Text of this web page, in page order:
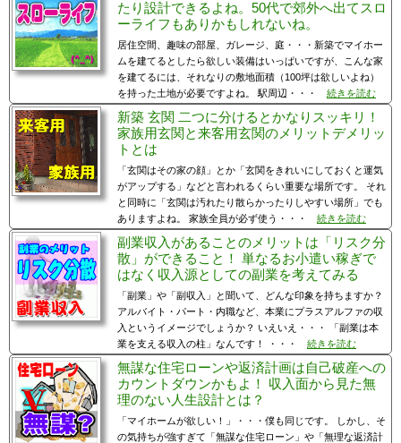
たり設計できるよね。50代で郊外へ出てスロ
ーライフもありかもしれないね。
居住空間、趣味の部屋、ガレージ、庭・・・新築でマイホー
ムを建てるとしたら欲しい装備はいっぱいですが、こんな家
を建てるには、それなりの敷地面積（100坪は欲しいよね）
を持った土地が必要ですよね。 駅周辺・・・ 続きを読む
新築 玄関 二つに分けるとかなりスッキリ！
家族用玄関と来客用玄関のメリットデメリッ
トとは
「玄関はその家の顔」とか「玄関をきれいにしておくと運気
がアップする」などと言われるくらい重要な場所です。 それ
と同時に「玄関は汚れたり散らかったりしやすい場所」でも
ありますよね。 家族全員が必ず使う・・・ 続きを読む
副業収入があることのメリットは「リスク分
散」ができること！ 単なるお小遣い稼ぎで
はなく収入源としての副業を考えてみる
「副業」や「副収入」と聞いて、どんな印象を持ちますか？
アルバイト・パート・内職など、本業にプラスアルファの収
入というイメージでしょうか？ いえいえ・・・ 「副業は本
業を支える収入の柱」なんです！ ・・・ 続きを読む
無謀な住宅ローンや返済計画は自己破産への
カウントダウンかもよ！ 収入面から見た無
理のない人生設計とは？
「マイホームが欲しい！」・・・僕も同じです。 しかし、そ
の気持ちが強すぎて「無謀な住宅ローン」や「無理な返済計